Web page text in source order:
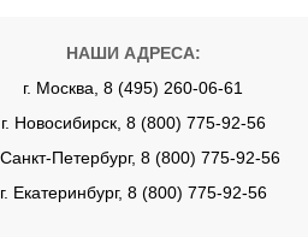
НАШИ АДРЕСА:
г. Москва, 8 (495) 260-06-61
г. Новосибирск, 8 (800) 775-92-56
Санкт-Петербург, 8 (800) 775-92-56
г. Екатеринбург, 8 (800) 775-92-56